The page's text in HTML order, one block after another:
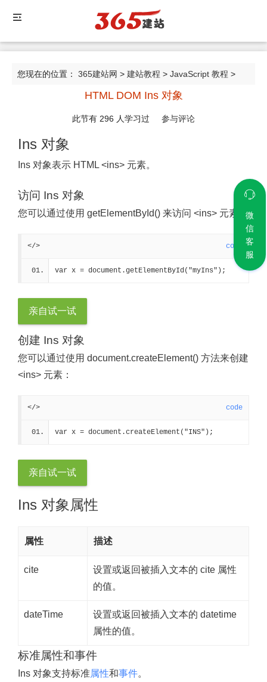
您现在的位置： 365建站网 > 建站教程 > JavaScript 教程 >
HTML DOM Ins 对象HTML DOM Ins 对象
此节有 296 人学习过 参与评论
Ins 对象
Ins 对象表示 HTML <ins> 元素。
访问 Ins 对象
您可以通过使用 getElementById() 来访问 <ins> 元素：
</> code
var x = document.getElementById("myIns");
亲自试一试
创建 Ins 对象
您可以通过使用 document.createElement() 方法来创建
<ins> 元素：
</> code
var x = document.createElement("INS");
亲自试一试
Ins 对象属性
属性 描述
cite
设置或返回被插入文本的 cite 属性
的值。
dateTime
设置或返回被插入文本的 datetime
属性的值。
标准属性和事件
Ins 对象支持标准属性和事件。
微
信
客
服